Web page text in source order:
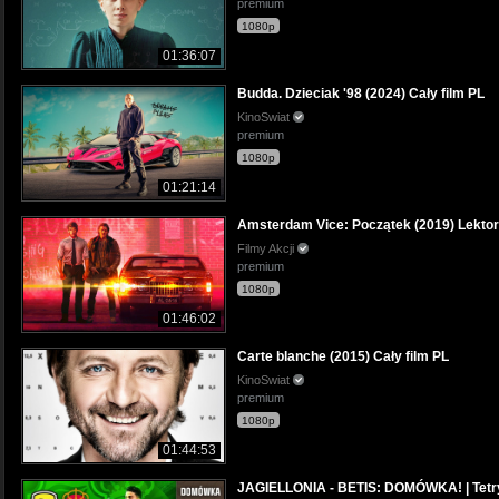
01:36:07
premium
1080p
01:21:14
Budda. Dzieciak '98 (2024) Cały film PL
KinoSwiat
premium
1080p
01:46:02
Amsterdam Vice: Początek (2019)
Filmy Akcji
premium
1080p
01:44:53
Carte blanche (2015) Cały film PL
KinoSwiat
premium
1080p
JAGIELLONIA - BETIS: DOMÓWKA! |